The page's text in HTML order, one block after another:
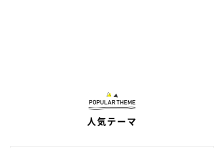
つでもゴキゲンでいてもらうために、しぐさや行動から気分を読
み取ってあげたいですね。
人気テーマ